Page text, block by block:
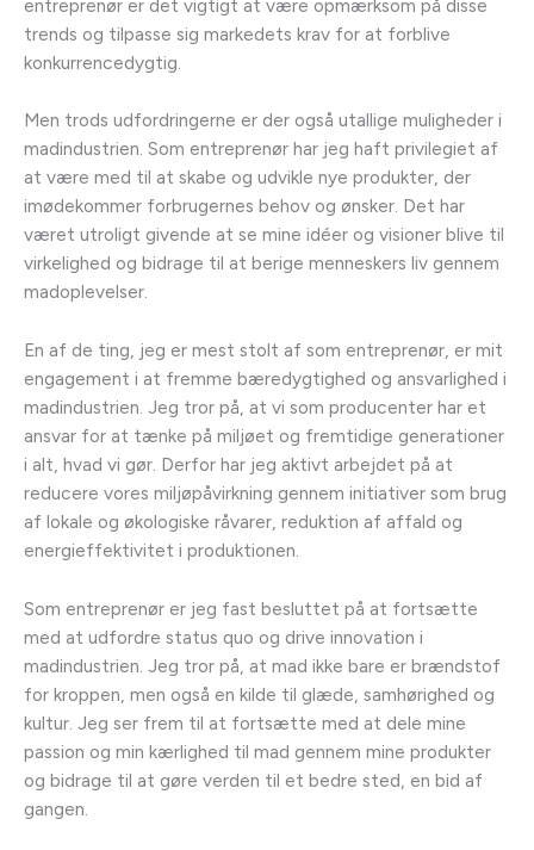
entreprenør er det vigtigt at være opmærksom på disse
trends og tilpasse sig markedets krav for at forblive
konkurrencedygtig.
Men trods udfordringerne er der også utallige muligheder i
madindustrien. Som entreprenør har jeg haft privilegiet af
at være med til at skabe og udvikle nye produkter, der
imødekommer forbrugernes behov og ønsker. Det har
været utroligt givende at se mine idéer og visioner blive til
virkelighed og bidrage til at berige menneskers liv gennem
madoplevelser.
En af de ting, jeg er mest stolt af som entreprenør, er mit
engagement i at fremme bæredygtighed og ansvarlighed i
madindustrien. Jeg tror på, at vi som producenter har et
ansvar for at tænke på miljøet og fremtidige generationer
i alt, hvad vi gør. Derfor har jeg aktivt arbejdet på at
reducere vores miljøpåvirkning gennem initiativer som brug
af lokale og økologiske råvarer, reduktion af affald og
energieffektivitet i produktionen.
Som entreprenør er jeg fast besluttet på at fortsætte
med at udfordre status quo og drive innovation i
madindustrien. Jeg tror på, at mad ikke bare er brændstof
for kroppen, men også en kilde til glæde, samhørighed og
kultur. Jeg ser frem til at fortsætte med at dele mine
passion og min kærlighed til mad gennem mine produkter
og bidrage til at gøre verden til et bedre sted, en bid af
gangen.